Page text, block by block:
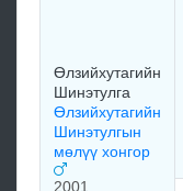
Өлзийхутагийн
Шинэтулга
Өлзийхутагийн
Шинэтулгын
мөлүү хонгор
2001